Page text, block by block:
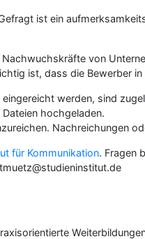
ist ein
von
ist, dass die Bewerber
werden, sind
hochgeladen.
Nachreichungen
für Kommunikation. Fragen